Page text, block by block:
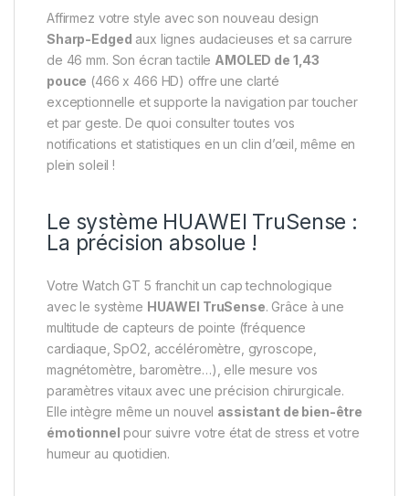
Affirmez votre style avec son nouveau design
Sharp-Edged aux lignes audacieuses et sa carrure
de 46 mm. Son écran tactile AMOLED de 1,43
pouce (466 x 466 HD) offre une clarté
exceptionnelle et supporte la navigation par toucher
et par geste. De quoi consulter toutes vos
notifications et statistiques en un clin d’œil, même en
plein soleil !
Le système HUAWEI TruSense :
La précision absolue !
Votre Watch GT 5 franchit un cap technologique
avec le système HUAWEI TruSense. Grâce à une
multitude de capteurs de pointe (fréquence
cardiaque, SpO2, accéléromètre, gyroscope,
magnétomètre, baromètre…), elle mesure vos
paramètres vitaux avec une précision chirurgicale.
Elle intègre même un nouvel assistant de bien-être
émotionnel pour suivre votre état de stress et votre
humeur au quotidien.